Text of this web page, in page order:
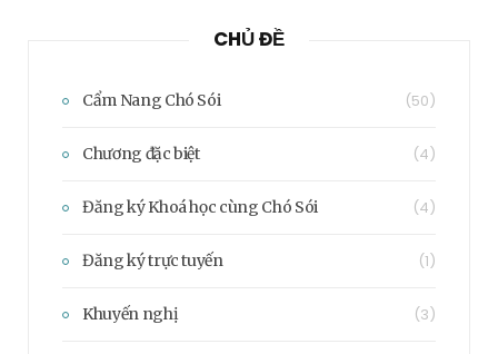
CHỦ ĐỀ
Cẩm Nang Chó Sói (50)
Chương đặc biệt (4)
Đăng ký Khoá học cùng Chó Sói (4)
Đăng ký trực tuyến (1)
Khuyến nghị (3)